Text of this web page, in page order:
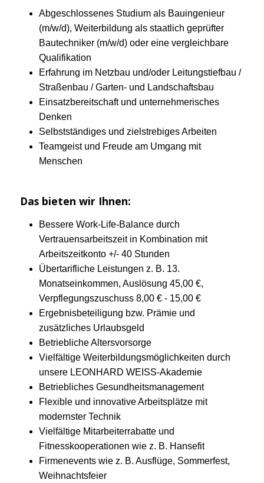
Abgeschlossenes Studium als Bauingenieur
(m/w/d), Weiterbildung als staatlich geprüfter
Bautechniker (m/w/d) oder eine vergleichbare
Qualifikation
Erfahrung im Netzbau und/oder Leitungstiefbau /
Straßenbau / Garten- und Landschaftsbau
Einsatzbereitschaft und unternehmerisches
Denken
Selbstständiges und zielstrebiges Arbeiten
Teamgeist und Freude am Umgang mit
Menschen
Das bieten wir Ihnen:
Bessere Work-Life-Balance durch
Vertrauensarbeitszeit in Kombination mit
Arbeitszeitkonto +/- 40 Stunden
Übertarifliche Leistungen z. B. 13.
Monatseinkommen, Auslösung 45,00 €,
Verpflegungszuschuss 8,00 € - 15,00 €
Ergebnisbeteiligung bzw. Prämie und
zusätzliches Urlaubsgeld
Betriebliche Altersvorsorge
Vielfältige Weiterbildungsmöglichkeiten durch
unsere LEONHARD WEISS-Akademie
Betriebliches Gesundheitsmanagement
Flexible und innovative Arbeitsplätze mit
modernster Technik
Vielfältige Mitarbeiterrabatte und
Fitnesskooperationen wie z. B. Hansefit
Firmenevents wie z. B. Ausflüge, Sommerfest,
Weihnachtsfeier